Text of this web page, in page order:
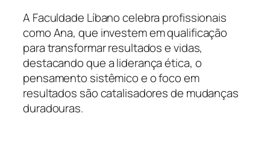
A Faculdade Líbano celebra profissionais
como Ana, que investem em qualificação
para transformar resultados e vidas,
destacando que a liderança ética, o
pensamento sistêmico e o foco em
resultados são catalisadores de mudanças
duradouras.